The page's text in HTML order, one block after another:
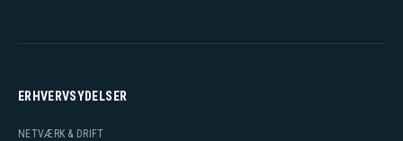
ERHVERVSYDELSER
NETVÆRK & DRIFT